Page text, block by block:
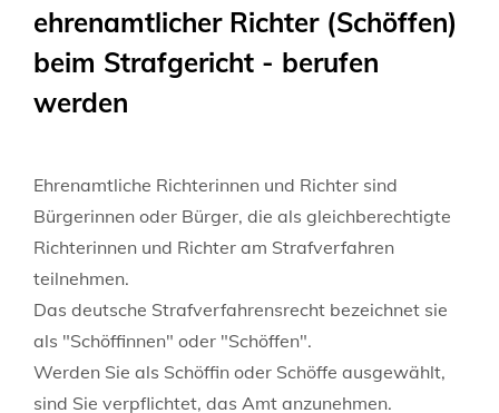
ehrenamtlicher Richter (Schöffen)
beim Strafgericht - berufen
werden
Ehrenamtliche Richterinnen und Richter sind
Bürgerinnen oder Bürger, die als gleichberechtigte
Richterinnen und Richter am Strafverfahren
teilnehmen.
Das deutsche Strafverfahrensrecht bezeichnet sie
als "Schöffinnen" oder "Schöffen".
Werden Sie als Schöffin oder Schöffe ausgewählt,
sind Sie verpflichtet, das Amt anzunehmen.